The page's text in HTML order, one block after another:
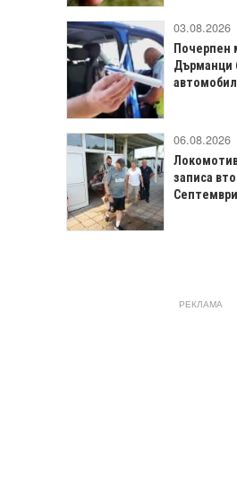
03.08.2026
Почерпен
Дърманци
автомобил
06.08.2026
записа
РЕКЛАМА